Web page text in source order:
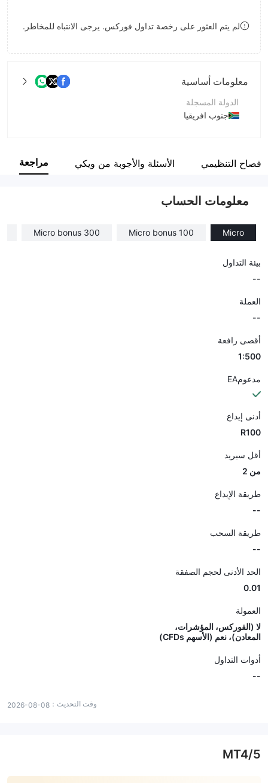
8
لم يتم العثور على رخصة تداول فوركس. يرجى الانتباه للمخاطر.
معلومات أساسية
الدولة المسجلة
جنوب افريقيا
اسم الشركة
التنظيمي الأسئلة والأجوبة من ويكي مراجعة
معلومات الحساب
Micro
Micro bonus 100
Micro bonus 300
بيئة التداول
--
العملة
--
أقصى رافعة
1:500
مدعومEA
أدنى إيداع
R100
أقل سبريد
من 2
طريقة الإيداع
--
طريقة السحب
--
الحد الأدنى لحجم الصفقة
0.01
العمولة
لا (الفوركس، المؤشرات،
المعادن)، نعم (الأسهم CFDs)
أدوات التداول
--
وقت التحديث： 2026-08-08
MT4/5